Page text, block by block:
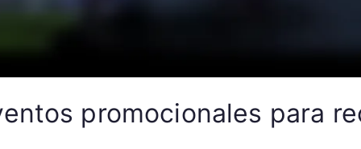
promocionales para